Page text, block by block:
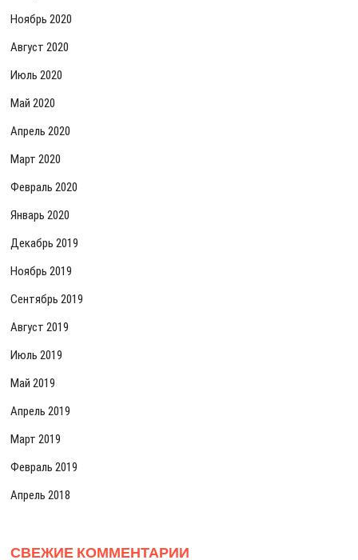
Ноябрь 2020
Август 2020
Июль 2020
Май 2020
Апрель 2020
Март 2020
Февраль 2020
Январь 2020
Декабрь 2019
Ноябрь 2019
Сентябрь 2019
Август 2019
Июль 2019
Май 2019
Апрель 2019
Март 2019
Февраль 2019
Апрель 2018
СВЕЖИЕ КОММЕНТАРИИ